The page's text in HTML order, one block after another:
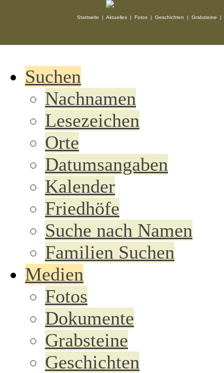
Startseite | Aktuelles| Fotos| Geschichten | Grabsteine |
Suchen
Nachnamen
Lesezeichen
Orte
Datumsangaben
Kalender
Friedhöfe
Suche nach Namen
Familien Suchen
Medien
Fotos
Dokumente
Grabsteine
Geschichten